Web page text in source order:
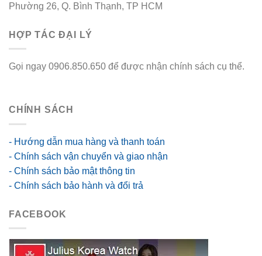
Phường 26, Q. Bình Thạnh, TP HCM
HỢP TÁC ĐẠI LÝ
Gọi ngay 0906.850.650 để được nhận chính sách cụ thể.
CHÍNH SÁCH
- Hướng dẫn mua hàng và thanh toán
- Chính sách vận chuyển và giao nhận
- Chính sách bảo mật thông tin
- Chính sách bảo hành và đổi trả
FACEBOOK